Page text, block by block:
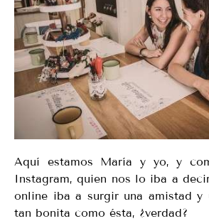
Aquí estamos María y yo, y
Instagram, quien nos lo iba a
online iba a surgir una amistad y
tan bonita como ésta, ¿verdad?